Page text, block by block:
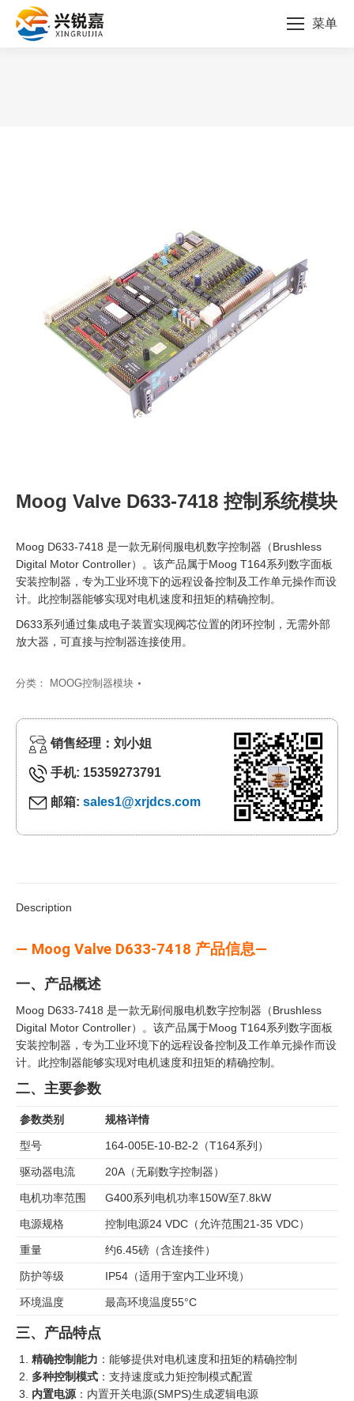
菜单
Moog Valve D633-7418 控制系统模块
Moog D633-7418 是一款无刷伺服电机数字控制器（Brushless
Digital Motor Controller）。该产品属于Moog T164系列数字面板
安装控制器，专为工业环境下的远程设备控制及工作单元操作而设
计。此控制器能够实现对电机速度和扭矩的精确控制。
D633系列通过集成电子装置实现阀芯位置的闭环控制，无需外部
放大器，可直接与控制器连接使用。
分类： MOOG控制器模块
销售经理：刘小姐
手机: 15359273791
邮箱: sales1@xrjdcs.com
Description
— Moog Valve D633-7418 产品信息—
一、产品概述
Moog D633-7418 是一款无刷伺服电机数字控制器（Brushless
Digital Motor Controller）。该产品属于Moog T164系列数字面板
安装控制器，专为工业环境下的远程设备控制及工作单元操作而设
计。此控制器能够实现对电机速度和扭矩的精确控制。
二、主要参数
参数类别 规格详情
型号 164-005E-10-B2-2（T164系列）
驱动器电流 20A（无刷数字控制器）
电机功率范围 G400系列电机功率150W至7.8kW
电源规格 控制电源24 VDC（允许范围21-35 VDC）
重量 约6.45磅（含连接件）
防护等级 IP54（适用于室内工业环境）
环境温度 最高环境温度55°C
三、产品特点
精确控制能力 ：能够提供对电机速度和扭矩的精确控制
多种控制模式 ：支持速度或力矩控制模式配置
内置电源 ：内置开关电源(SMPS)生成逻辑电源